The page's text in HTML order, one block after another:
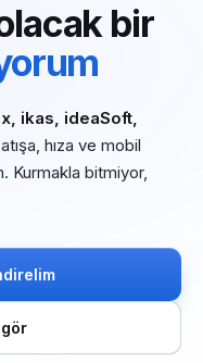
bir
ikas, ideaSoft,
hıza ve mobil
Kurmakla bitmiyor,
gör